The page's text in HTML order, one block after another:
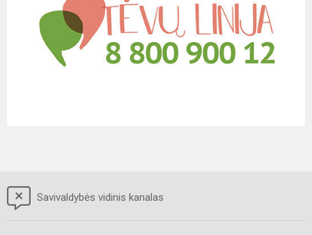
Savivaldybės vidinis kanalas